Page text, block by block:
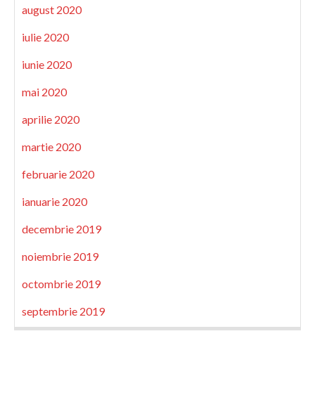
august 2020
iulie 2020
iunie 2020
mai 2020
aprilie 2020
martie 2020
februarie 2020
ianuarie 2020
decembrie 2019
noiembrie 2019
octombrie 2019
septembrie 2019